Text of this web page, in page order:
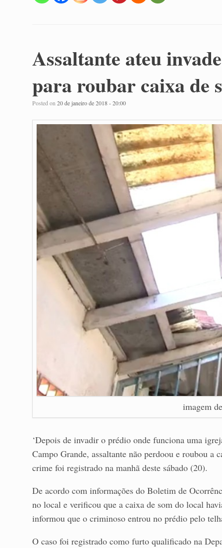
Assaltante ateu
para roubar caixa de
Posted on 20 de janeiro de 2018 - 20:00
imagem
‘Depois de invadir o prédio onde funciona uma
Campo Grande, assaltante não perdoou e roubou a
crime foi registrado na manhã deste sábado (20).
De acordo com informações do Boletim de
no local e verificou que a caixa de som do local
informou que o criminoso entrou no prédio pelo
O caso foi registrado como furto qualificado na